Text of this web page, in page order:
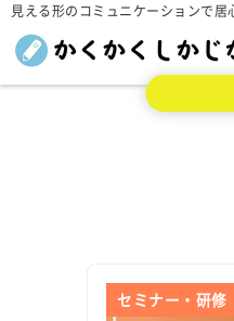
見える形のコミュニケーションで居
セミナー・研修